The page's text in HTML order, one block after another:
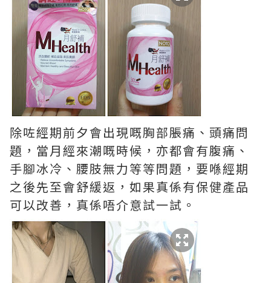
除咗經期前夕會出現嘅胸部脹痛、頭痛問
題，當月經來潮嘅時候，亦都會有腹痛、
手腳冰冷、腰肢無力等等問題，要喺經期
之後先至會舒緩返，如果真係有保健產品
可以改善，真係唔介意試一試。